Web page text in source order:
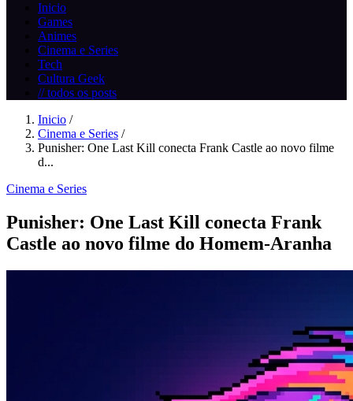
Inicio
Games
Animes
Cinema e Series
Tech
Cultura Geek
// todos os posts
Inicio /
Cinema e Series /
Punisher: One Last Kill conecta Frank Castle ao novo filme
d...
Cinema e Series
Punisher: One Last Kill conecta Frank
Castle ao novo filme do Homem-Aranha